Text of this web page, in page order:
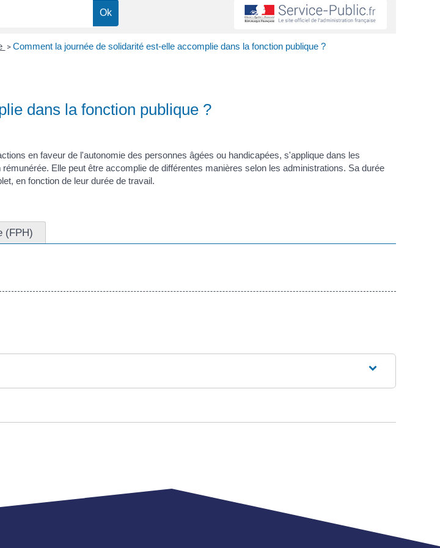
> Comment la journée de solidarité est-elle accomplie dans la fonction publique ?
dans la fonction publique ?
en faveur de l'autonomie des personnes âgées ou handicapées, s'applique dans les
Elle peut être accomplie de différentes manières selon les administrations. Sa durée
en fonction de leur durée de travail.
(FPH)